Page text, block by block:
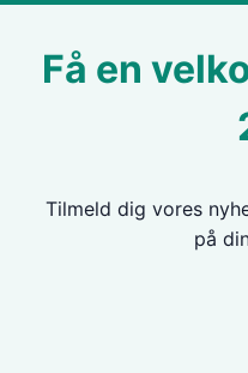
Dansk
Få en
Tilmeld dig vores
på